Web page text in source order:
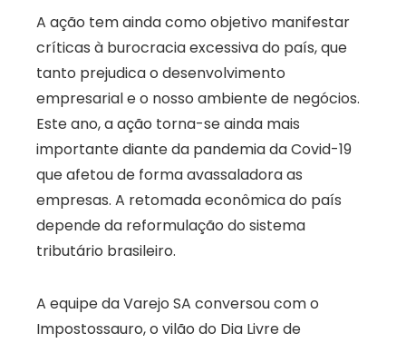
A ação tem ainda como objetivo manifestar
críticas à burocracia excessiva do país, que
tanto prejudica o desenvolvimento
empresarial e o nosso ambiente de negócios.
Este ano, a ação torna-se ainda mais
importante diante da pandemia da Covid-19
que afetou de forma avassaladora as
empresas. A retomada econômica do país
depende da reformulação do sistema
tributário brasileiro.
A equipe da Varejo SA conversou com o
Impostossauro, o vilão do Dia Livre de